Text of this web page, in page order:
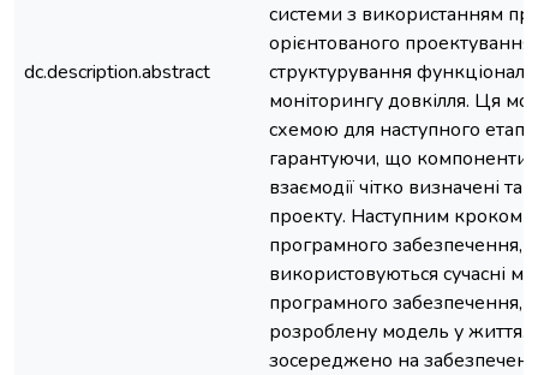
dc.description.abstract
системи з використанням
орієнтованого проектування
структурування
моніторингу довкілля. Ця
схемою для наступного
гарантуючи, що компоненти
взаємодії чітко визначені
проекту. Наступним кроком
програмного забезпечення,
використовуються сучасні
програмного забезпечення,
розроблену модель у
зосереджено на